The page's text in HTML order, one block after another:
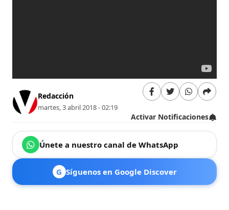
Redacción
martes, 3 abril 2018 - 02:19
Activar Notificaciones
Únete a nuestro canal de WhatsApp
G Síguenos en Google Discover